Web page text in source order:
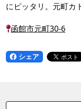
にピッタリ。元町カ
函館市元町30-6
シェア